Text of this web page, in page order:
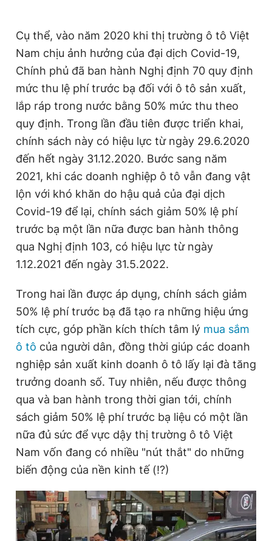
Cụ thể, vào năm 2020 khi thị trường ô tô Việt
Nam chịu ảnh hưởng của đại dịch Covid-19,
Chính phủ đã ban hành Nghị định 70 quy định
mức thu lệ phí trước bạ đối với ô tô sản xuất,
lắp ráp trong nước bằng 50% mức thu theo
quy định. Trong lần đầu tiên được triển khai,
chính sách này có hiệu lực từ ngày 29.6.2020
đến hết ngày 31.12.2020. Bước sang năm
2021, khi các doanh nghiệp ô tô vẫn đang vật
lộn với khó khăn do hậu quả của đại dịch
Covid-19 để lại, chính sách giảm 50% lệ phí
trước bạ một lần nữa được ban hành thông
qua Nghị định 103, có hiệu lực từ ngày
1.12.2021 đến ngày 31.5.2022.
Trong hai lần được áp dụng, chính sách giảm
50% lệ phí trước bạ đã tạo ra những hiệu ứng
tích cực, góp phần kích thích tâm lý mua sắm
ô tô của người dân, đồng thời giúp các doanh
nghiệp sản xuất kinh doanh ô tô lấy lại đà tăng
trưởng doanh số. Tuy nhiên, nếu được thông
qua và ban hành trong thời gian tới, chính
sách giảm 50% lệ phí trước bạ liệu có một lần
nữa đủ sức để vực dậy thị trường ô tô Việt
Nam vốn đang có nhiều "nút thắt" do những
biến động của nền kinh tế (!?)